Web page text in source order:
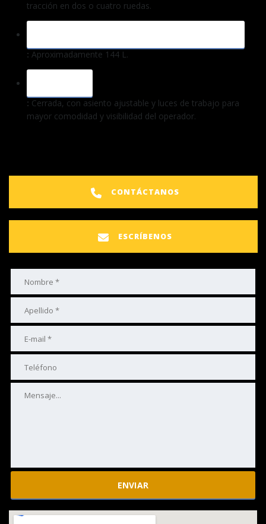
tracción en dos o cuatro ruedas.
: Aproximadamente 144 L.
: Cerrada, con asiento ajustable y luces de trabajo para
mayor comodidad y visibilidad del operador.
CONTÁCTANOS
ESCRÍBENOS